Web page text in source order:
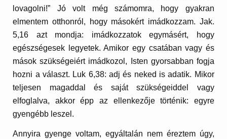
lovagolni!” Jó volt még számomra, hogy gyakran
elmentem otthonról, hogy másokért imádkozzam. Jak.
5,16 azt mondja: imádkozzatok egymásért, hogy
egészségesek legyetek. Amikor egy csatában vagy és
mások szükségeiért imádkozol, Isten gyorsabban fogja
hozni a választ. Luk 6,38: adj és neked is adatik. Mikor
teljesen magaddal és saját szükségeiddel vagy
elfoglalva, akkor épp az ellenkezője történik: egyre
gyengébb leszel.
Annyira gyenge voltam, egyáltalán nem éreztem úgy,